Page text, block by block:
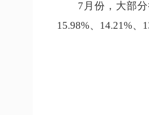
7 月 份 ， 大部
15.98%、 14.21%、